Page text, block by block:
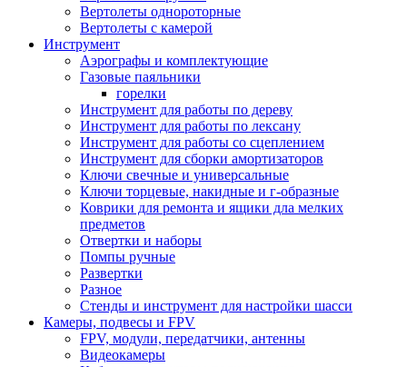
Вертолеты однороторные
Вертолеты с камерой
Инструмент
Аэрографы и комплектующие
Газовые паяльники
горелки
Инструмент для работы по дереву
Инструмент для работы по лексану
Инструмент для работы со сцеплением
Инструмент для сборки амортизаторов
Ключи свечные и универсальные
Ключи торцевые, накидные и г-образные
Коврики для ремонта и ящики дла мелких
предметов
Отвертки и наборы
Помпы ручные
Развертки
Разное
Стенды и инструмент для настройки шасси
Камеры, подвесы и FPV
FPV, модули, передатчики, антенны
Видеокамеры